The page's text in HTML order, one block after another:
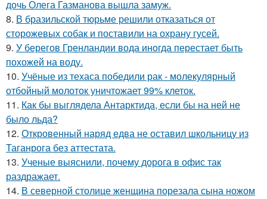
дочь Олега Газманова вышла замуж.
8. В бразильской тюрьме решили отказаться от
сторожевых собак и поставили на охрану гусей.
9. У берегов Гренландии вода иногда перестает быть
похожей на воду.
10. Учёные из техаса победили рак - молекулярный
отбойный молоток уничтожает 99% клеток.
11. Как бы выглядела Антарктида, если бы на ней не
было льда?
12. Откровенный наряд едва не оставил школьницу из
Таганрога без аттестата.
13. Ученые выяснили, почему дорога в офис так
раздражает.
14. В северной столице женщина порезала сына ножом